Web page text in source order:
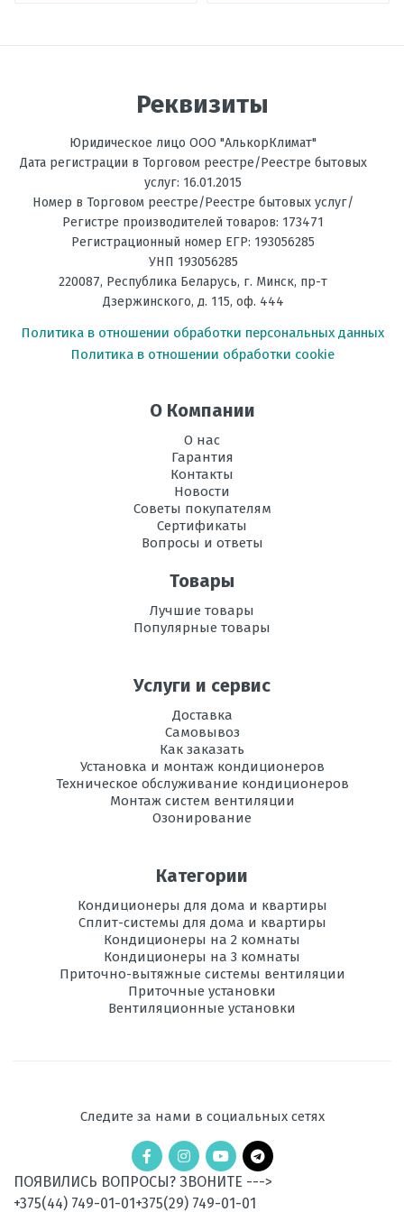
блока
внутреннего
блока
Температурный
работы (Холод)
-10 до +43 С
диапазон
работы (Тепло)
Реквизиты
Юридическое лицо ООО "АлькорКлимат"
Дата регистрации в Торговом реестре/Реестре бытовых
услуг: 16.01.2015
Номер в Торговом реестре/Реестре бытовых услуг/
Регистре производителей товаров: 173471
Регистрационный номер ЕГР: 193056285
УНП 193056285
220087, Республика Беларусь, г. Минск, пр-т
Дзержинского, д. 115, оф. 444
Политика в отношении обработки персональных данных
Политика в отношении обработки cookie
О Компании
О нас
Гарантия
Контакты
Новости
Советы покупателям
Сертификаты
Вопросы и ответы
Товары
Лучшие товары
Популярные товары
Услуги и сервис
Доставка
Самовывоз
Как заказать
Установка и монтаж кондиционеров
Техническое обслуживание кондиционеров
Монтаж систем вентиляции
Озонирование
Категории
Кондиционеры для дома и квартиры
Сплит-системы для дома и квартиры
Кондиционеры на 2 комнаты
Кондиционеры на 3 комнаты
Приточно-вытяжные системы вентиляции
Приточные установки
Вентиляционные установки
Следите за нами в социальных сетях
ПОЯВИЛИСЬ ВОПРОСЫ? ЗВОНИТЕ --->
+375(44) 749-01-01 +375(29) 749-01-01